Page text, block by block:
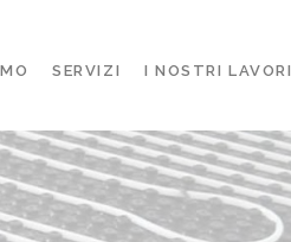
SERVIZI I NOSTRI LAVORI